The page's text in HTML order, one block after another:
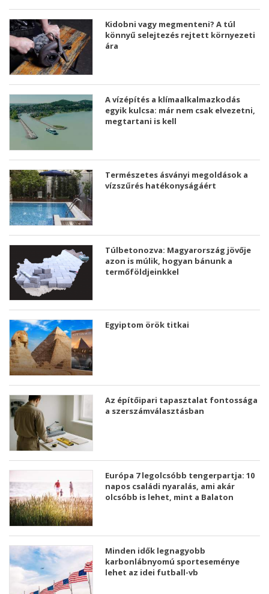
Kidobni vagy megmenteni? A túl
könnyű selejtezés rejtett környezeti
ára
A vízépítés a klímaalkalmazkodás
egyik kulcsa: már nem csak elvezetni,
megtartani is kell
Természetes ásványi megoldások a
vízszűrés hatékonyságáért
Túlbetonozva: Magyarország jövője
azon is múlik, hogyan bánunk a
termőföldjeinkkel
Egyiptom örök titkai
Az építőipari tapasztalat fontossága
a szerszámválasztásban
Európa 7 legolcsóbb tengerpartja: 10
napos családi nyaralás, ami akár
olcsóbb is lehet, mint a Balaton
Minden idők legnagyobb
karbonlábnyomú sporteseménye
lehet az idei futball-vb